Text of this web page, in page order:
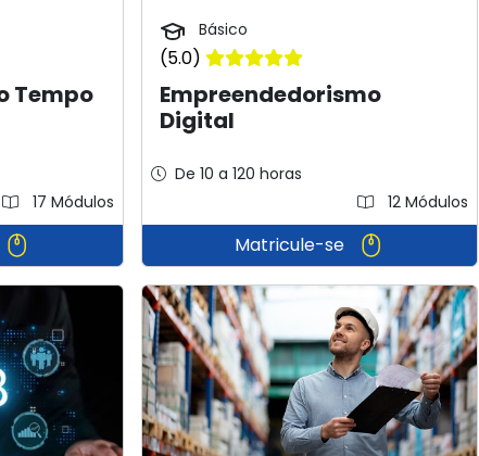
Tempo
17 Módulos
Básico
(5.0)
Empreendedorismo
Digital
De 10 a 120 horas
12 Módulos
Matricule-se